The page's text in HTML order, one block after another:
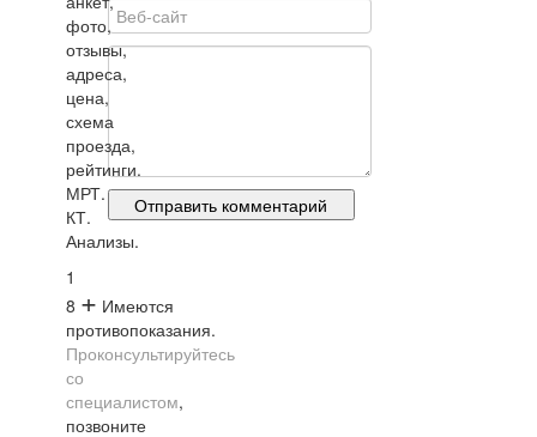
фото,
отзывы,
адреса,
цена,
схема
проезда,
рейтинги.
МРТ.
КТ.
Анализы.
1
8 + Имеются
противопоказания.
Проконсультируйтесь
со
специалистом,
позвоните